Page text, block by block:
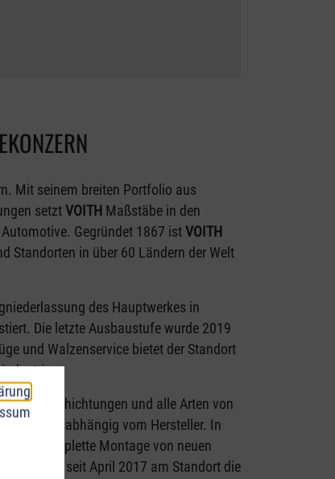
Mit seinem breiten Portfolio aus
setzt VOITH Maßstäbe in den
Gegründet 1867 ist VOITH
Standorten in über 60 Ländern der Welt
des Hauptwerkes in
Die letzte Ausbaustufe wurde 2019
und Walzenservice bietet der Standort
Beschichtungen und alle Arten von
unabhängig vom Hersteller. In
die komplette Montage von neuen
wird seit April 2017 am Standort die